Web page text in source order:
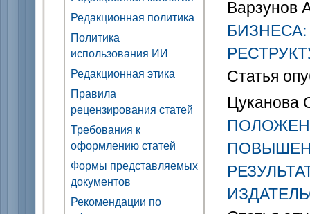
Редакционная политика
Политика
использования ИИ
Редакционная этика
Правила
рецензирования статей
Требования к
оформлению статей
Формы представляемых
документов
Рекомендации по
Варзунов
Статья
Цуканова